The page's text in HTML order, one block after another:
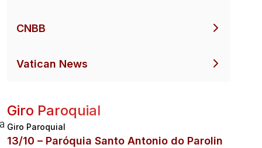
CNBB
Vatican News
Giro Paroquial
Giro Paroquial
13/10 – Paróquia Santo Antonio do Parolin